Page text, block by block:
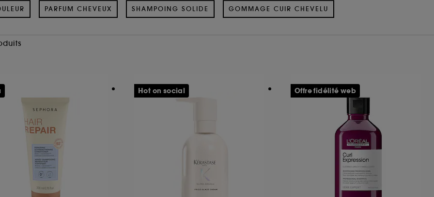
PARFUM CHEVEUX SHAMPOING SOLIDE GOMMAGE CUIR CHEVELU
Hot on social Offre fidélité web